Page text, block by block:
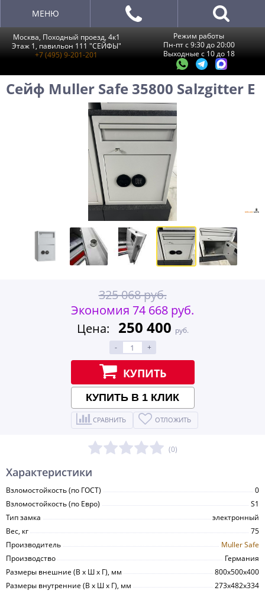
Москва, Походный проезд, 4к1
Этаж 1, павильон 111 "СЕЙФЫ"
+7 (495) 9-201-201
Режим работы
Пн-пт с 9:30 до 20:00
Выходные с 10 до 18
МЕНЮ
Сейф Muller Safe 35800 Salzgitter E
325 068 руб.
Экономия 74 668 руб.
Цена:
250 400 руб.
-
+
КУПИТЬ
КУПИТЬ В 1 КЛИК
СРАВНИТЬ ОТЛОЖИТЬ
(0)
Характеристики
Взломостойкость (по ГОСТ)
0
Взломостойкость (по Евро)
S1
Тип замка
электронный
Вес, кг
75
Производитель
Muller Safe
Производство
Германия
Размеры внешние (В х Ш х Г), мм
800х500х400
Размеры внутренние (В х Ш х Г), мм
273х482х334